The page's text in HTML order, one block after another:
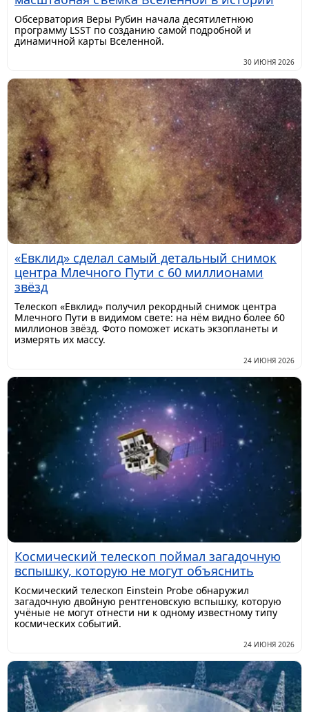
Обсерватория Веры Рубин начала десятилетнюю
программу LSST по созданию самой подробной и
динамичной карты Вселенной.
30 ИЮНЯ 2026
«Евклид» сделал самый детальный снимок
центра Млечного Пути с 60 миллионами
звёзд
Телескоп «Евклид» получил рекордный снимок центра
Млечного Пути в видимом свете: на нём видно более 60
миллионов звёзд. Фото поможет искать экзопланеты и
измерять их массу.
24 ИЮНЯ 2026
Космический телескоп поймал загадочную
вспышку, которую не могут объяснить
Космический телескоп Einstein Probe обнаружил
загадочную двойную рентгеновскую вспышку, которую
учёные не могут отнести ни к одному известному типу
космических событий.
24 ИЮНЯ 2026